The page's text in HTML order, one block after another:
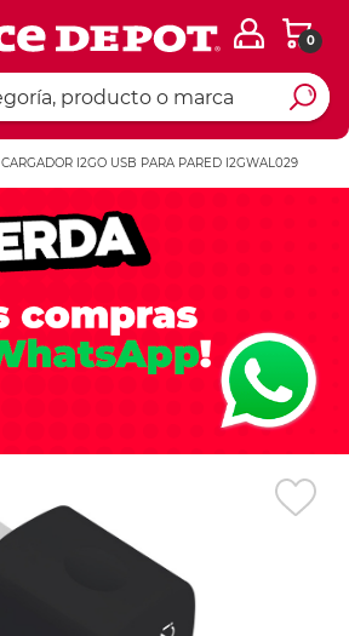
0
CARGADOR I2GO USB PARA PARED I2GWAL029
Ingresar Codigo